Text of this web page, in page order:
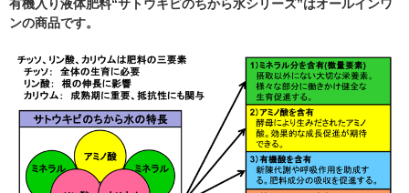
有機入り液体肥料“サトウキビのちから水シリーズ”はオールインワ
ンの商品です。